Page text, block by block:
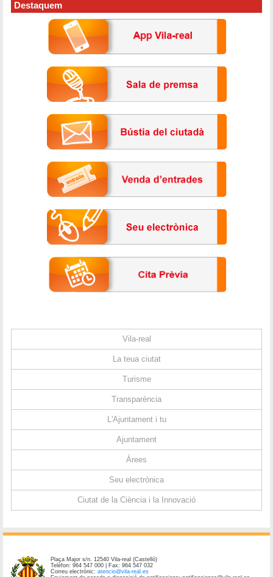
Destaquem
Vila-real
La teua ciutat
Turisme
Transparència
L'Ajuntament i tu
Ajuntament
Àrees
Seu electrònica
Ciutat de la Ciència i la Innovació
Plaça Major s/n. 12540 Vila-real (Castelló)
Telèfon: 964 547 000 | Fax: 964 547 032
Correu electrònic:atencio@vila-real.es